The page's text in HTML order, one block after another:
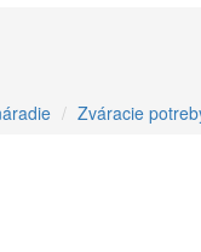
Zváracie